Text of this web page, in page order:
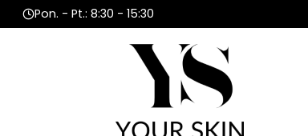
Pon. - Pt.: 8:30 - 15:30